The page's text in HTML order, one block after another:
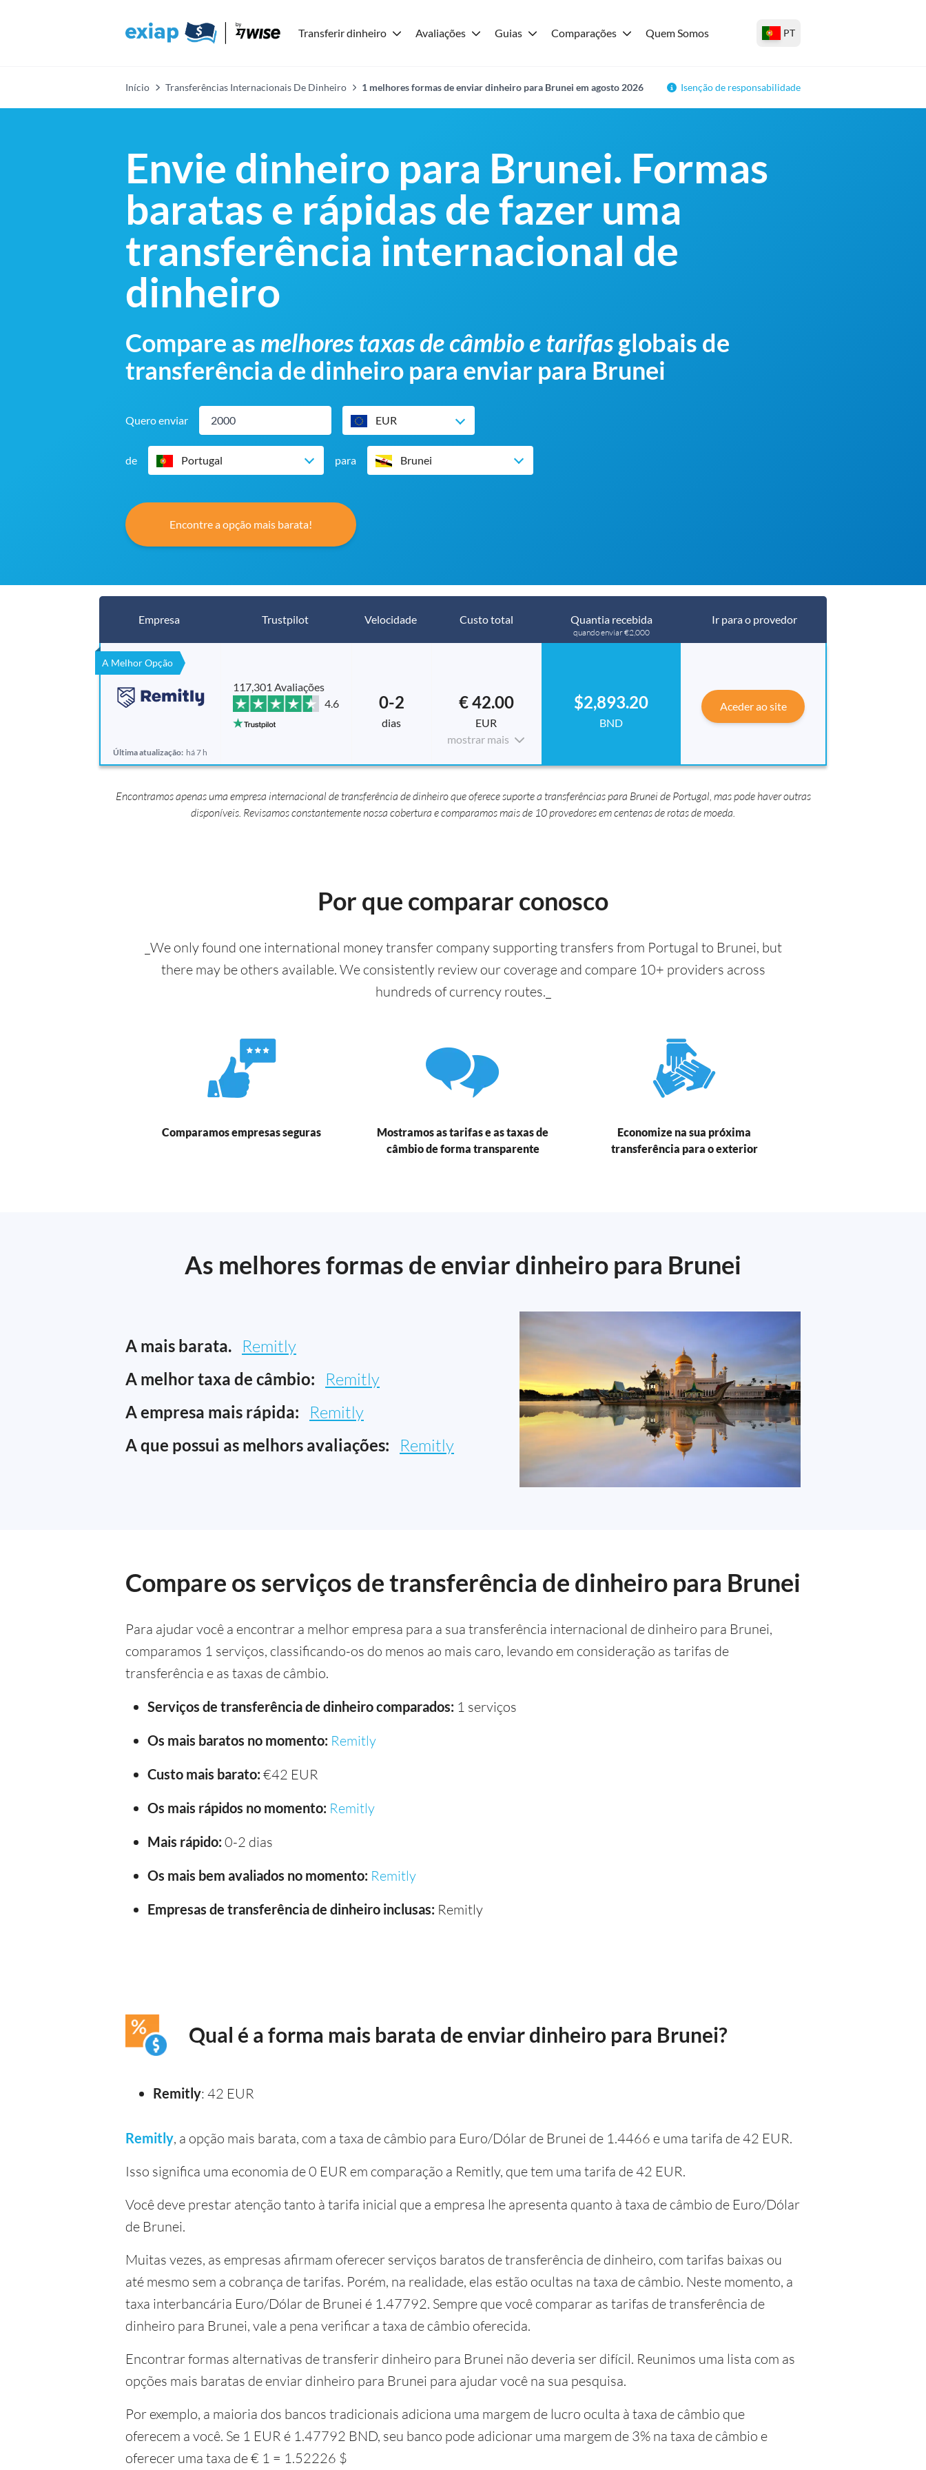
Transferir dinheiro Avaliações Guias Comparações Quem Somos PT
Início Transferências Internacionais De Dinheiro 1 melhores formas de enviar dinheiro para Brunei em agosto 2026 Isenção de responsabilidade
Envie dinheiro para Brunei. Formas
baratas e rápidas de fazer uma
transferência internacional de
dinheiro
Compare as melhores taxas de câmbio e tarifasglobais de
transferência de dinheiro para enviar para Brunei
Quero enviar EUR
de Portugal para Brunei
Encontre a opção mais barata!
Empresa Trustpilot Velocidade Custo total Quantia recebida
quando enviar €2,000
Ir para o provedor
A Melhor Opção
Última atualização: há 7 h
117,301 Avaliações
4.6
0-2
dias
€ 42.00
EUR
mostrar mais
$2,893.20
BND
Aceder ao site
Encontramos apenas uma empresa internacional de transferência de dinheiro que oferece suporte a transferências para Brunei de Portugal, mas pode haver outras
disponíveis. Revisamos constantemente nossa cobertura e comparamos mais de 10 provedores em centenas de rotas de moeda.
Por que comparar conosco
_We only found one international money transfer company supporting transfers from Portugal to Brunei, but
there may be others available. We consistently review our coverage and compare 10+ providers across
hundreds of currency routes._
Comparamos empresas seguras
Mostramos as tarifas e as taxas de
câmbio de forma transparente
Economize na sua próxima
transferência para o exterior
As melhores formas de enviar dinheiro para Brunei
A mais barata. Remitly
A melhor taxa de câmbio: Remitly
A empresa mais rápida: Remitly
A que possui as melhors avaliações: Remitly
Compare os serviços de transferência de dinheiro para Brunei
Para ajudar você a encontrar a melhor empresa para a sua transferência internacional de dinheiro para Brunei,
comparamos 1 serviços, classificando-os do menos ao mais caro, levando em consideração as tarifas de
transferência e as taxas de câmbio.
Serviços de transferência de dinheiro comparados: 1 serviços
Os mais baratos no momento: Remitly
Custo mais barato: €42 EUR
Os mais rápidos no momento: Remitly
Mais rápido: 0-2 dias
Os mais bem avaliados no momento: Remitly
Empresas de transferência de dinheiro inclusas: Remitly
Qual é a forma mais barata de enviar dinheiro para Brunei?
Remitly: 42 EUR
Remitly, a opção mais barata, com a taxa de câmbio para Euro/Dólar de Brunei de 1.4466 e uma tarifa de 42 EUR.
Isso significa uma economia de 0 EUR em comparação a Remitly, que tem uma tarifa de 42 EUR.
Você deve prestar atenção tanto à tarifa inicial que a empresa lhe apresenta quanto à taxa de câmbio de Euro/Dólar
de Brunei.
Muitas vezes, as empresas afirmam oferecer serviços baratos de transferência de dinheiro, com tarifas baixas ou
até mesmo sem a cobrança de tarifas. Porém, na realidade, elas estão ocultas na taxa de câmbio. Neste momento, a
taxa interbancária Euro/Dólar de Brunei é 1.47792. Sempre que você comparar as tarifas de transferência de
dinheiro para Brunei, vale a pena verificar a taxa de câmbio oferecida.
Encontrar formas alternativas de transferir dinheiro para Brunei não deveria ser difícil. Reunimos uma lista com as
opções mais baratas de enviar dinheiro para Brunei para ajudar você na sua pesquisa.
Por exemplo, a maioria dos bancos tradicionais adiciona uma margem de lucro oculta à taxa de câmbio que
oferecem a você. Se 1 EUR é 1.47792 BND, seu banco pode adicionar uma margem de 3% na taxa de câmbio e
oferecer uma taxa de € 1 = 1.52226 $